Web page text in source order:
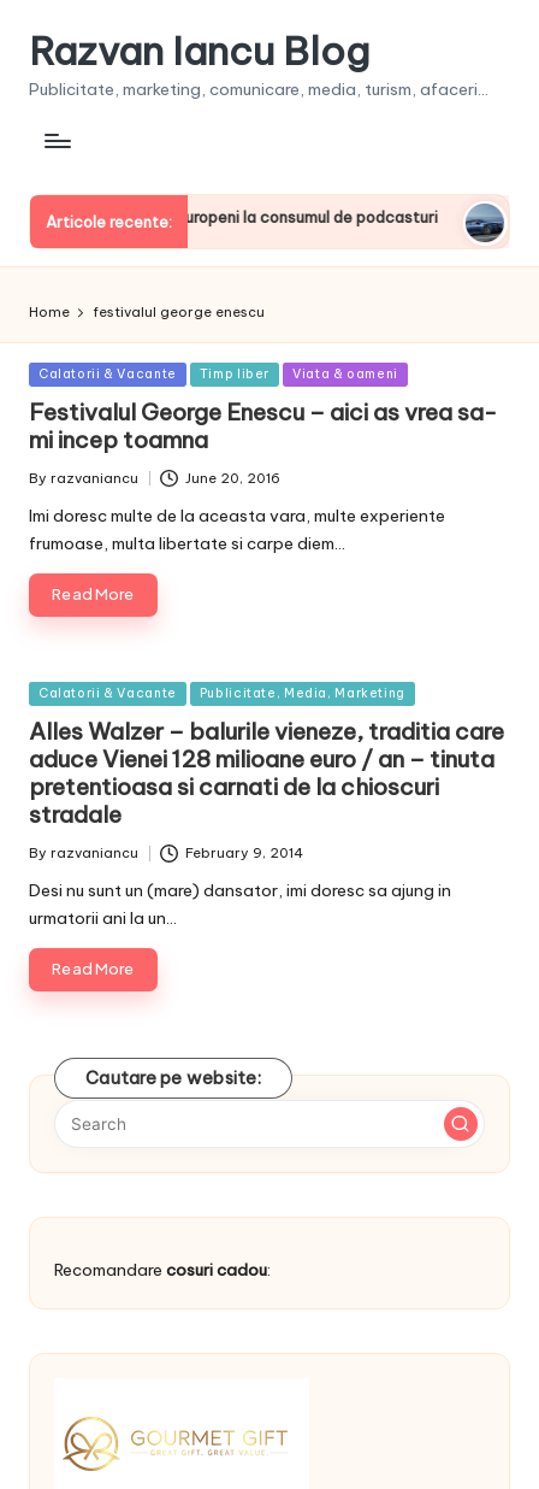
Razvan Iancu Blog
Publicitate, marketing, comunicare, media, turism, afaceri...
Articole recente:
printre liderii europeni la consumul de podcasturi Clienţii
June 20,
Home festivalul george enescu
Posted
Calatorii & Vacante Timp liber Viata & oameni
Festivalul George Enescu – aici as vrea sa-
mi incep toamna
Posted
By razvaniancu June 20, 2016
Imi doresc multe de la aceasta vara, multe experiente
frumoase, multa libertate si carpe diem…
Read More
Posted
Calatorii & Vacante Publicitate, Media, Marketing
Alles Walzer – balurile vieneze, traditia care
aduce Vienei 128 milioane euro / an – tinuta
pretentioasa si carnati de la chioscuri
stradale
Posted
By razvaniancu February 9, 2014
Desi nu sunt un (mare) dansator, imi doresc sa ajung in
urmatorii ani la un…
Read More
Cautare pe website:
Recomandare cosuri cadou: